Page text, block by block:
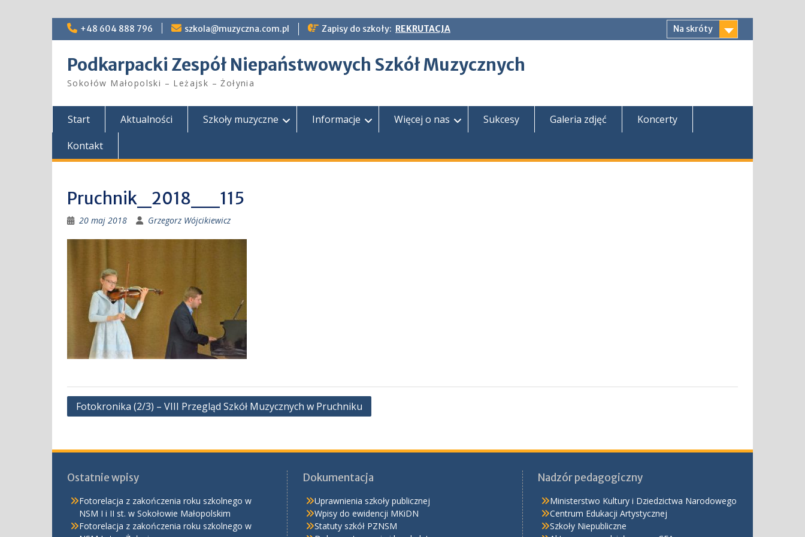
Skip
+48 604 888 796 szkola@muzyczna.com.pl Zapisy do szkoły: REKRUTACJA Na skróty
Podkarpacki Zespół Niepaństwowych Szkół Muzycznych
Sokołów Małopolski – Leżajsk – Żołynia
Start Aktualności Szkoły muzyczne Informacje Więcej o nas Sukcesy Galeria zdjęć
Koncerty
Kontakt
Pruchnik_2018__115
20 maj 2018 Grzegorz Wójcikiewicz
Nawigacja
Fotokronika (2/3) – VIII Przegląd Szkół Muzycznych w Pruchniku
Ostatnie wpisy
Fotorelacja z zakończenia roku szkolnego w
NSM I i II st. w Sokołowie Małopolskim
Fotorelacja z zakończenia roku szkolnego w
Dokumentacja
Uprawnienia szkoły publicznej
Wpisy do ewidencji MKiDN
Statuty szkół PZNSM
Nadzór pedagogiczny
Ministerstwo Kultury i Dziedzictwa Narodowego
Centrum Edukacji Artystycznej
Szkoły Niepubliczne